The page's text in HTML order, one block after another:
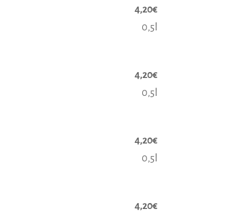
4,20€
0,5l
4,20€
0,5l
4,20€
0,5l
4,20€